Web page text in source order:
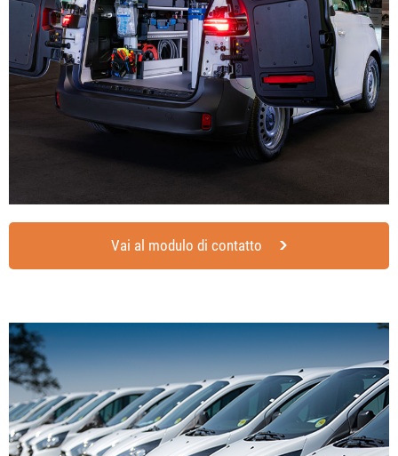
Vai al modulo di contatto